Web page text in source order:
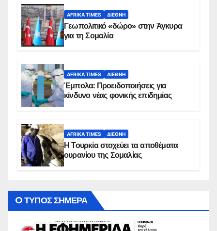
AFRIKA TIMES ΔΙΕΘΝΉ
Γεωπολιτικό «δώρο» στην Άγκυρα
για τη Σομαλία
AFRIKA TIMES ΔΙΕΘΝΉ
Έμπολα: Προειδοποιήσεις για
κίνδυνο νέας φονικής επιδημίας
AFRIKA TIMES ΔΙΕΘΝΉ
Η Τουρκία στοχεύει τα αποθέματα
ουρανίου της Σομαλίας
O ΤΥΠΟΣ ΣΗΜΕΡΑ